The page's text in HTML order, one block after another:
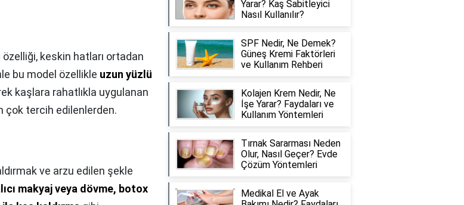
özelliği, keskin hatları ortadan
bu model özellikle uzun yüzlü
kaşlara rahatlıkla uygulanan
çok tercih edilenlerden.
ve arzu edilen şekle
makyaj veya dövme, botox
Yarar? Kaş Sabitleyici
Nasıl Kullanılır?
SPF Nedir, Ne Demek?
Güneş Kremi Faktörleri
ve Kullanım Rehberi
Kolajen Krem Nedir, Ne
İşe Yarar? Faydaları ve
Kullanım Yöntemleri
Tırnak Sararması Neden
Olur, Nasıl Geçer? Evde
Çözüm Yöntemleri
Medikal El ve Ayak